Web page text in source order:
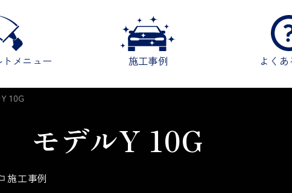
メニュー 施工事例 よく
10G
モデルY 10G
施工事例